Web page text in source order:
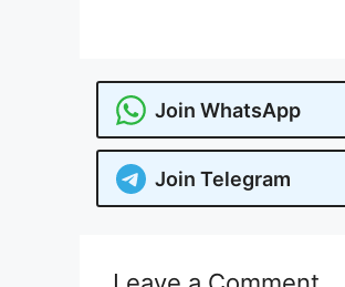
Join WhatsApp
Join Telegram